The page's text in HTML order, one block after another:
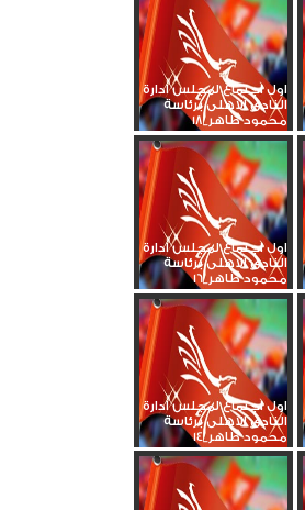
اول اجتماع لمجلس ادارة
النادى الاهلى برئاسة
محمود طاهر_18
اول اجتماع لمجلس ادارة
النادى الاهلى برئاسة
محمود طاهر_16
اول اجتماع لمجلس ادارة
النادى الاهلى برئاسة
محمود طاهر_14